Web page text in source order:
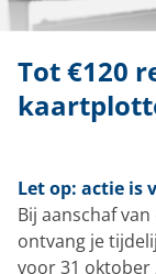
Tot €120
Let op: actie is
Bij aanschaf
ontvang je
voor 31